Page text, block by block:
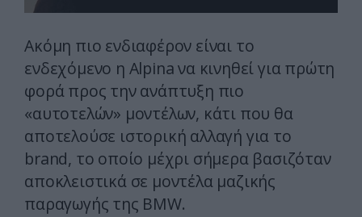
Ακόμη πιο ενδιαφέρον είναι το
ενδεχόμενο η Alpina να κινηθεί για πρώτη
φορά προς την ανάπτυξη πιο
«αυτοτελών» μοντέλων, κάτι που θα
αποτελούσε ιστορική αλλαγή για το
brand, το οποίο μέχρι σήμερα βασιζόταν
αποκλειστικά σε μοντέλα μαζικής
παραγωγής της BMW.